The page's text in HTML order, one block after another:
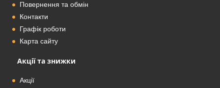
Повернення та обмін
Контакти
Графік роботи
Карта сайту
Акції та знижки
Акції